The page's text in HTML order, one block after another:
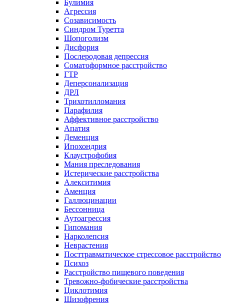
Булимия
Агрессия
Созависимость
Синдром Туретта
Шопоголизм
Дисфория
Послеродовая депрессия
Соматоформное расстройство
ГТР
Деперсонализация
ДРЛ
Трихотилломания
Парафилия
Аффективное расстройство
Апатия
Деменция
Ипохондрия
Клаустрофобия
Мания преследования
Истерические расстройства
Алекситимия
Аменция
Галлюцинации
Бессонница
Аутоагрессия
Гипомания
Нарколепсия
Неврастения
Посттравматическое стрессовое расстройство
Психоз
Расстройство пищевого поведения
Тревожно-фобические расстройства
Циклотимия
Шизофрения